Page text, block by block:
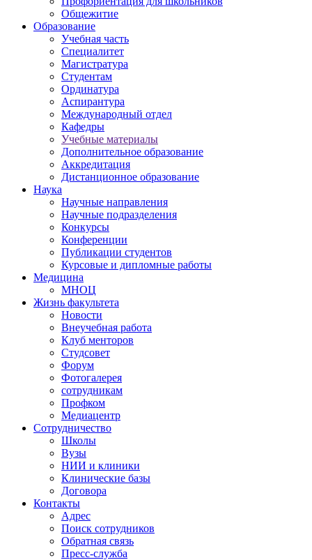
Общежитие
Образование
Учебная часть
Специалитет
Магистратура
Студентам
Ординатура
Аспирантура
Международный отдел
Кафедры
Учебные материалы
Дополнительное образование
Аккредитация
Дистанционное образование
Наука
Научные направления
Научные подразделения
Конкурсы
Конференции
Публикации студентов
Курсовые и дипломные работы
Медицина
МНОЦ
Жизнь факультета
Новости
Внеучебная работа
Клуб менторов
Студсовет
Форум
Фотогалерея
сотрудникам
Профком
Медиацентр
Сотрудничество
Школы
Вузы
НИИ и клиники
Клинические базы
Договора
Контакты
Адрес
Поиск сотрудников
Обратная связь
Пресс-служба